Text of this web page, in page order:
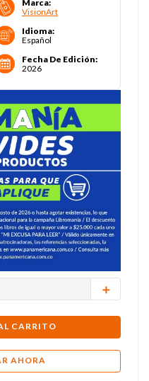
Marca:
VisionArt
Idioma:
Español
Fecha De Edición:
2026
＋
CARRITO
AHORA